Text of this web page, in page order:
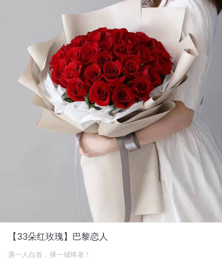
【33朵红玫瑰】巴黎恋人
遇一人白首，择一城终老！